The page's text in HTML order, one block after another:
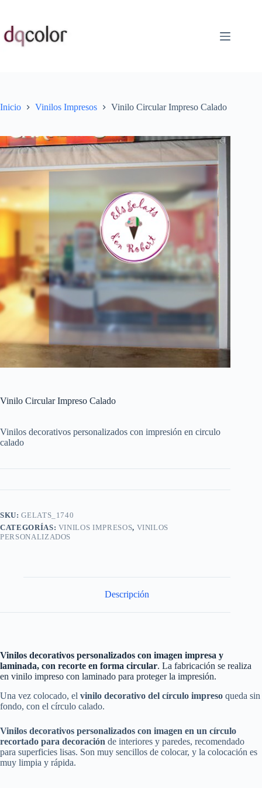
contenido
Inicio Vinilos Impresos Vinilo Circular Impreso Calado
Vinilo Circular Impreso Calado
Vinilos decorativos personalizados con impresión en circulo
calado
SKU:GELATS_1740
CATEGORÍAS: VINILOS IMPRESOS, VINILOS
PERSONALIZADOS
Descripción
Vinilos decorativos personalizados con imagen impresa y
laminada, con recorte en forma circular. La fabricación se realiza
en vinilo impreso con laminado para proteger la impresión.
Una vez colocado, el vinilo decorativo del círculo impreso queda sin
fondo, con el círculo calado.
Vinilos decorativos personalizados con imagen en un círculo
recortado para decoración de interiores y paredes, recomendado
para superficies lisas. Son muy sencillos de colocar, y la colocación es
muy limpia y rápida.